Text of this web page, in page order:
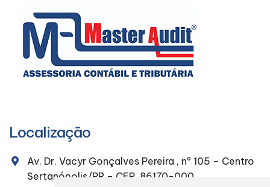
Localização
Av. Dr. Vacyr Gonçalves Pereira , nº 105 – Centro
Sertanópolis/PR – CEP. 86170-000